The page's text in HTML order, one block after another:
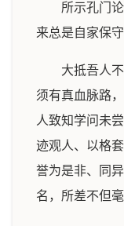
所示孔门
来总是自家保
大抵吾人
须有真血脉路
人致知学问未
迹观人、以格
誉为是非、同
名，所差不但